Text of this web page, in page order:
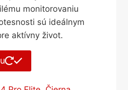
monitorovaniu
sú ideálnym
aktívny život.